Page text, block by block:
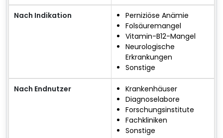
Nach Indikation
Perniziöse Anämie
Folsäuremangel
Vitamin-B12-Mangel
Neurologische
Erkrankungen
Sonstige
Nach Endnutzer
Krankenhäuser
Diagnoselabore
Forschungsinstitute
Fachkliniken
Sonstige